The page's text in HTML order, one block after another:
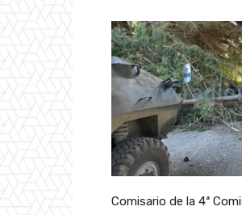
Comisario de la 4ª